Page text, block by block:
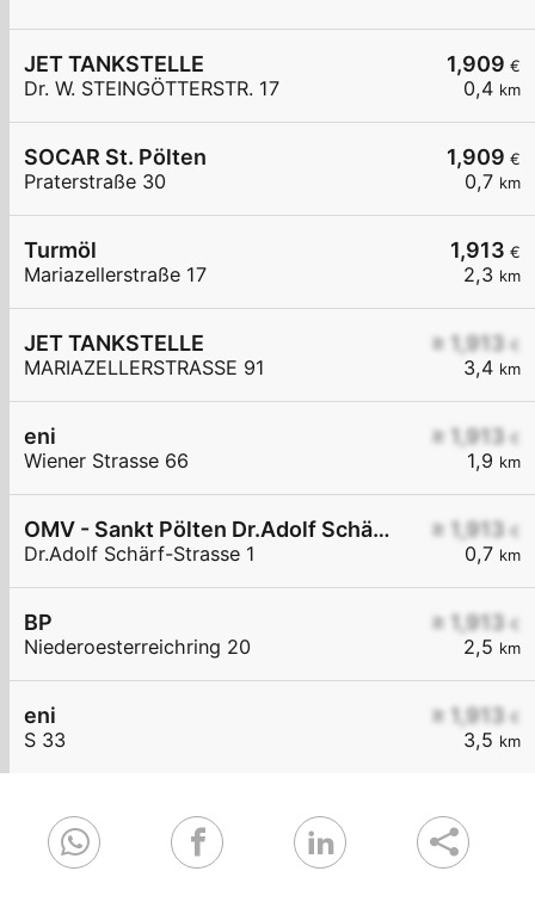
1,909 €
0,4 km
JET TANKSTELLE
Dr. W. STEINGÖTTERSTR. 17
1,909 €
0,7 km
SOCAR St. Pölten
Praterstraße 30
1,913 €
2,3 km
Turmöl
Mariazellerstraße 17
≥ 1,913 €
3,4 km
JET TANKSTELLE
MARIAZELLERSTRASSE 91
≥ 1,913 €
1,9 km
eni
Wiener Strasse 66
≥ 1,913 €
0,7 km
OMV - Sankt Pölten Dr.Adolf Schärf-Straße 1
Dr.Adolf Schärf-Strasse 1
≥ 1,913 €
2,5 km
BP
Niederoesterreichring 20
≥ 1,913 €
3,5 km
eni
S 33